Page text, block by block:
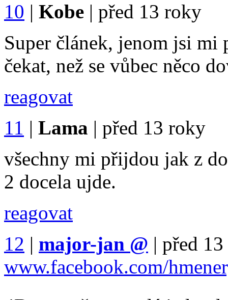
10 | Kobe | před 13 roky
Super článek, jenom jsi mi
čekat, než se vůbec něco
reagovat
11 | Lama | před 13 roky
všechny mi přijdou jak z
2 docela ujde.
reagovat
12 | major-jan @ | před
www.facebook.com/